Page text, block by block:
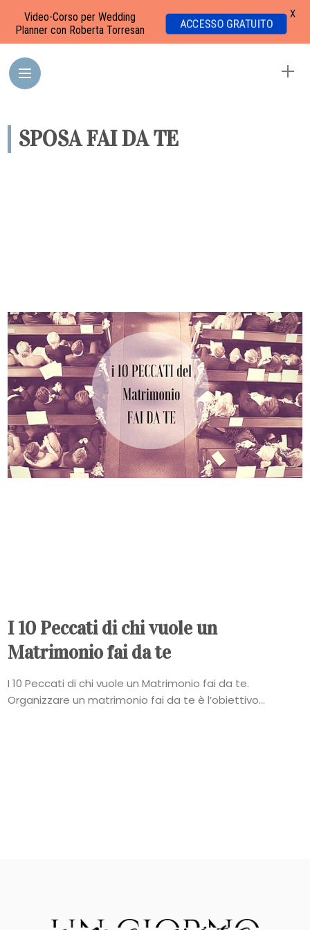
SPOSA FAI DA TE
I 10 Peccati di chi vuole un
Matrimonio fai da te
I 10 Peccati di chi vuole un Matrimonio fai da te.
Organizzare un matrimonio fai da te è l’obiettivo...
Video-Corso per Wedding
Planner con Roberta Torresan
ACCESSO GRATUITO
X